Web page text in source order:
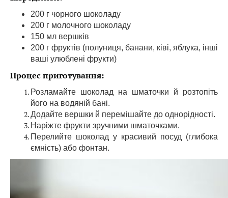
200 г чорного шоколаду
200 г молочного шоколаду
150 мл вершків
200 г фруктів (полуниця, банани, ківі, яблука, інші
ваші улюблені фрукти)
Процес приготування:
Розламайте шоколад на шматочки й розтопіть
його на водяній бані.
Додайте вершки й перемішайте до однорідності.
Наріжте фрукти зручними шматочками.
Перелийте шоколад у красивий посуд (глибока
ємність) або фонтан.